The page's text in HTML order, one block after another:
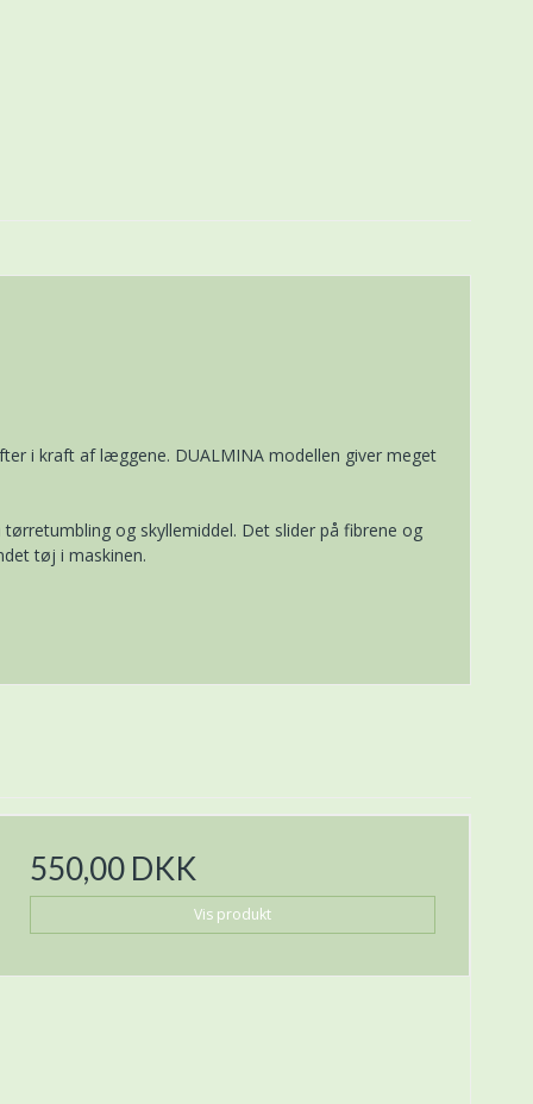
i kraft af læggene. DUALMINA modellen giver meget
og skyllemiddel. Det slider på fibrene og
tøj i maskinen.
550,00 DKK
Vis produkt